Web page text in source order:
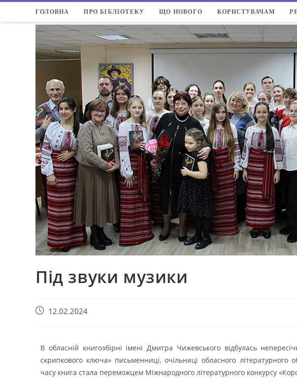
ГОЛОВНА ПРО БІБЛІОТЕКУ ЩО НОВОГО КОРИСТУВАЧАМ
Під звуки музики
12.02.2024
В обласній книгозбірні імені Дмитра Чижевського відбулась
скрипкового ключа» письменниці, очільниці обласного літературного
часу книга стала переможцем Міжнародного літературного конкурсу